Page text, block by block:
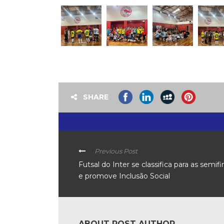
SHARE
Previous Post
Futsal do Inter se classifica para as
e promove Inclusão Social